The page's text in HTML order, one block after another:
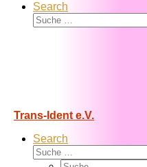
Search
Suche
Trans-Ident e.V.
Search
Suche
Suche